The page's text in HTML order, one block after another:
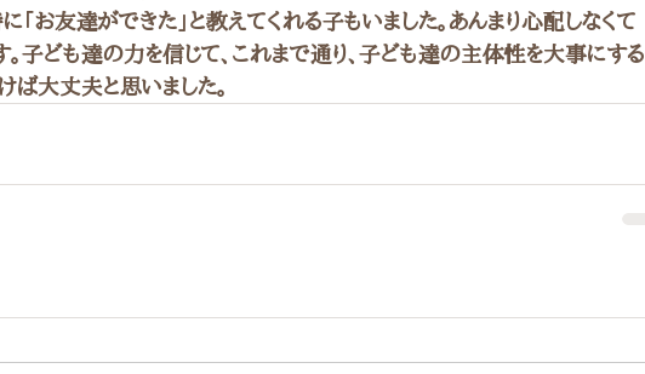
「お友達ができた」と教えてくれる子もいました。あんまり心配しなくて
。子ども達の力を信じて、これまで通り、子ども達の主体性を大事にする
ば大丈夫と思いました。